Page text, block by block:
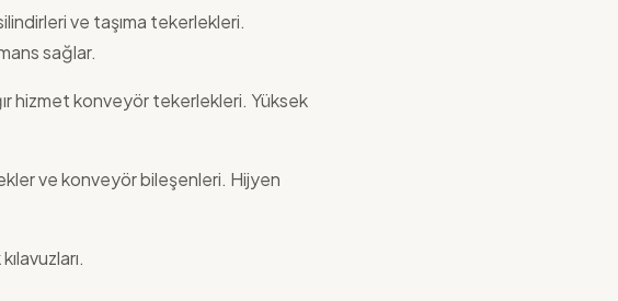
ve taşıma tekerlekleri.
sağlar.
hizmet konveyör tekerlekleri. Yüksek
ve konveyör bileşenleri. Hijyen